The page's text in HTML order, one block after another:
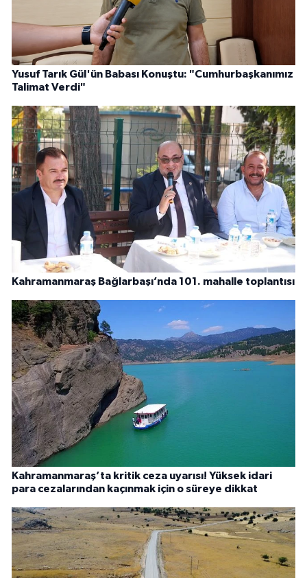
Yusuf Tarık Gül'ün Babası Konuştu: "Cumhurbaşkanımız
Talimat Verdi"
Kahramanmaraş Bağlarbaşı’nda 101. mahalle toplantısı
Kahramanmaraş’ta kritik ceza uyarısı! Yüksek idari
para cezalarından kaçınmak için o süreye dikkat